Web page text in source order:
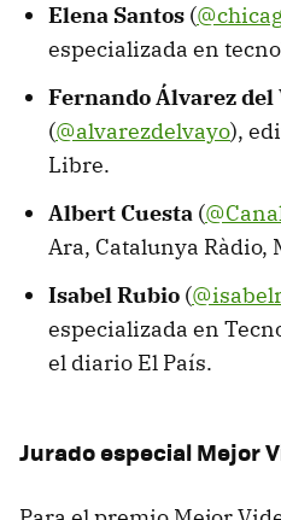
Elena Santos (
especializada en
Fernando Álvarez del
(@alvarezdelvayo),
Libre.
Albert Cuesta (
Ara, Catalunya Ràdio,
Isabel Rubio (
especializada en
el diario El País.
Jurado especial Mejor